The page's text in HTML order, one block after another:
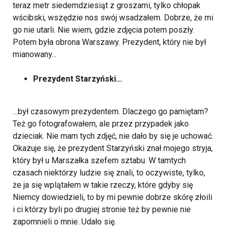
teraz metr siedemdziesiąt z groszami, tylko chłopak
wścibski, wszędzie nos swój wsadzałem. Dobrze, że mi
go nie utarli. Nie wiem, gdzie zdjęcia potem poszły.
Potem była obrona Warszawy. Prezydent, który nie był
mianowany...
Prezydent Starzyński...
…był czasowym prezydentem. Dlaczego go pamiętam?
Też go fotografowałem, ale przez przypadek jako
dzieciak. Nie mam tych zdjęć, nie dało by się je uchować.
Okazuje się, że prezydent Starzyński znał mojego stryja,
który był u Marszałka szefem sztabu. W tamtych
czasach niektórzy ludzie się znali, to oczywiste, tylko,
że ja się wplątałem w takie rzeczy, które gdyby się
Niemcy dowiedzieli, to by mi pewnie dobrze skórę złoili
i ci którzy byli po drugiej stronie też by pewnie nie
zapomnieli o mnie. Udało się.